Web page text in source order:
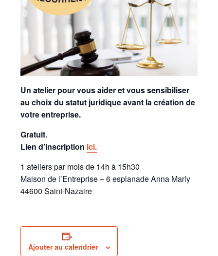
Un atelier pour vous aider et vous sensibiliser
au choix du statut juridique avant la création de
votre entreprise.
Gratuit.
Lien d’inscription ici.
1 ateliers par mois de 14h à 15h30
Maison de l’Entreprise – 6 esplanade Anna Marly
44600 Saint-Nazaire
Ajouter au calendrier